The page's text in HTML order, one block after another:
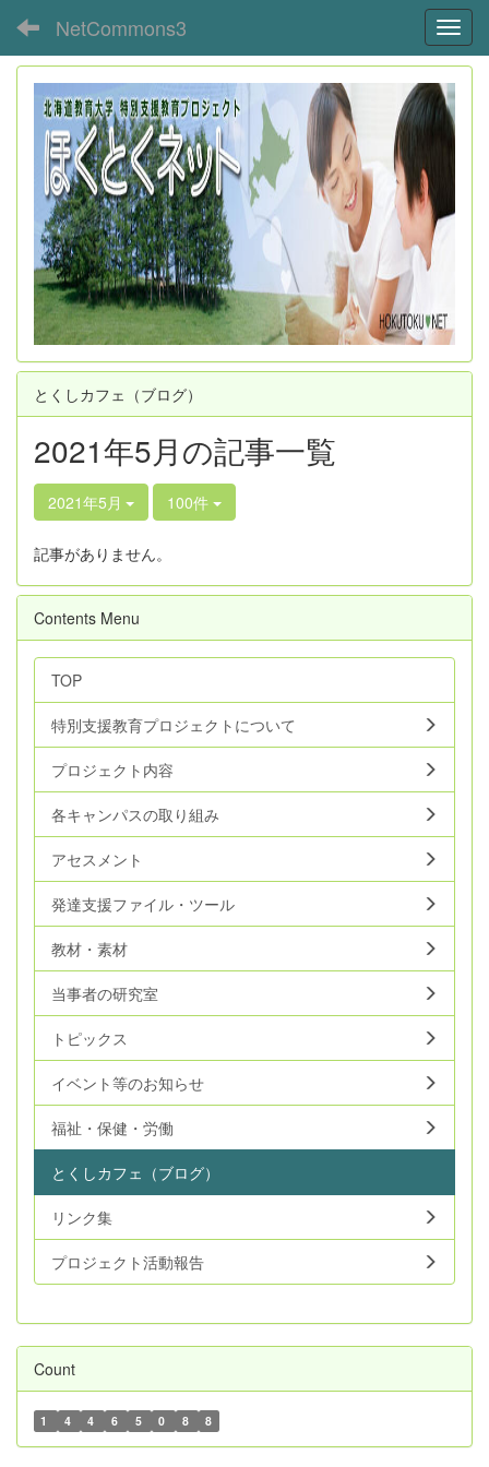
NetCommons3
とくしカフェ（ブログ）
2021年5月の記事一覧
2021年5月 100件
記事がありません。
Contents Menu
TOP
特別支援教育プロジェクトについて
プロジェクト内容
各キャンパスの取り組み
アセスメント
発達支援ファイル・ツール
教材・素材
当事者の研究室
トピックス
イベント等のお知らせ
福祉・保健・労働
とくしカフェ（ブログ）
リンク集
プロジェクト活動報告
Count
1 4 4 6 5 0 8 8